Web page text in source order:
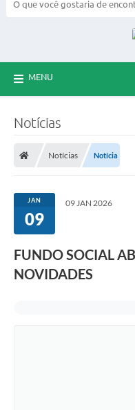
MENU
Notícias
Notícias Notícia
JAN
09
09 JAN 2026
FUNDO SOCIAL
NOVIDADES